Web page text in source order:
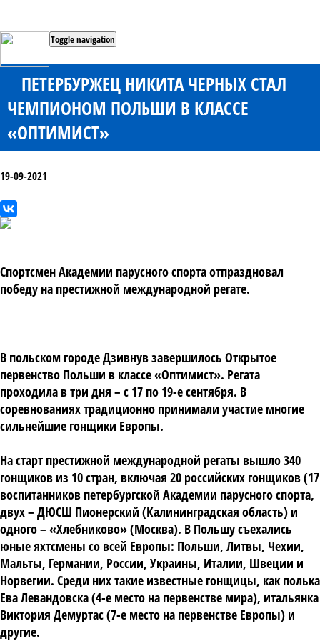
Toggle navigation
ПЕТЕРБУРЖЕЦ НИКИТА ЧЕРНЫХ СТАЛ
ЧЕМПИОНОМ ПОЛЬШИ В КЛАССЕ
«ОПТИМИСТ»
19-09-2021
Спортсмен Академии парусного спорта отпраздновал
победу на престижной международной регате.
В польском городе Дзивнув завершилось Открытое
первенство Польши в классе «Оптимист». Регата
проходила в три дня – с 17 по 19-е сентября. В
соревнованиях традиционно принимали участие многие
сильнейшие гонщики Европы.
На старт престижной международной регаты вышло 340
гонщиков из 10 стран, включая 20 российских гонщиков (17
воспитанников петербургской Академии парусного спорта,
двух – ДЮСШ Пионерский (Калининградская область) и
одного – «Хлебниково» (Москва). В Польшу съехались
юные яхтсмены со всей Европы: Польши, Литвы, Чехии,
Мальты, Германии, России, Украины, Италии, Швеции и
Норвегии. Среди них такие известные гонщицы, как полька
Ева Левандовска (4-е место на первенстве мира), итальянка
Виктория Демуртас (7-е место на первенстве Европы) и
другие.